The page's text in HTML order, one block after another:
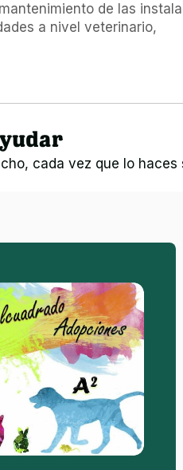
de las
a nivel veterinario,
cada vez que lo haces